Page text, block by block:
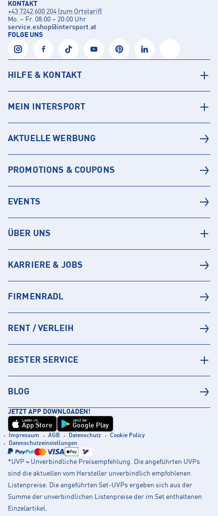
KONTAKT
+43 7242 600 204 (zum Ortstarif)
Mo. – Fr. 08:00 – 20:00 Uhr
service.eshop@intersport.at
FOLGE UNS
HILFE & KONTAKT
MEIN INTERSPORT
AKTUELLE WERBUNG
PROMOTIONS & COUPONS
EVENTS
ÜBER UNS
KARRIERE & JOBS
FIRMENRADL
RENT / VERLEIH
BESTER SERVICE
BLOG
JETZT APP DOWNLOADEN!
Laden im
App Store
Jetzt bei
Google Play
Impressum AGB Datenschutz
Cookie Policy
Datenschutzeinstellungen
*UVP = Unverbindliche Preisempfehlung. Die angeführten UVPs
sind die aktuellen vom Hersteller unverbindlich empfohlenen
Listenpreise. Die angeführten Set-UVPs ergeben sich aus der
Summe der unverbindlichen Listenpreise der im Set enthaltenen
Einzelartikel.